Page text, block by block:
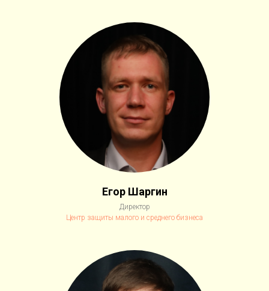
Егор Шаргин
Директор
Центр защиты малого и среднего бизнеса